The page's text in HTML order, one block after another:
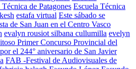
Técnica de Patagones Escuela Técnica
estafa virtual Este sábado se
de San Juan en el Centro Vasco
evalyn rousiot silbana cullumilla evelyn
Primer Concurso Provincial del
el 244° aniversario de San Javier
FAB -Festival de Audiovisuales de